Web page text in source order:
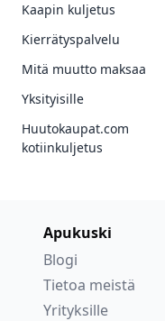
Kaapin kuljetus
Kierrätyspalvelu
Mitä muutto maksaa
Yksityisille
Huutokaupat.com
kotiinkuljetus
Apukuski
Blogi
Tietoa meistä
Yrityksille